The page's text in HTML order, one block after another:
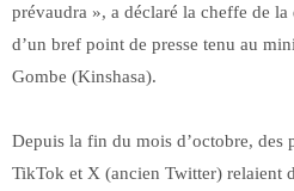
prévaudra », a déclaré la cheffe de
d’un bref point de presse tenu au
Gombe (Kinshasa).
Depuis la fin du mois d’octobre, des
TikTok et X (ancien Twitter) relaient